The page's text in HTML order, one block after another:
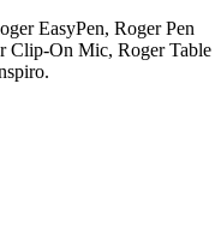
EasyPen, Roger Pen
Clip-On Mic, Roger Table